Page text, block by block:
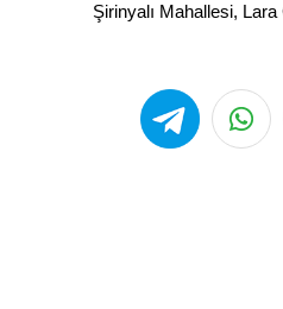
Şirinyalı Mahallesi,